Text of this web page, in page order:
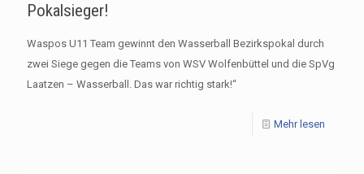
Pokalsieger!
Waspos U11 Team gewinnt den Wasserball Bezirkspokal durch
zwei Siege gegen die Teams von WSV Wolfenbüttel und die SpVg
Laatzen – Wasserball. Das war richtig stark!“
Mehr lesen